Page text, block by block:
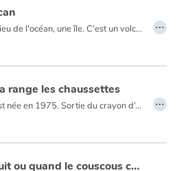
Perdue au milieu de l'océan, une île. C'est un volcan. Il semble se réveiller. Un immense dôme de fumée surplombe son sommet. Des savants en combinaison s'approchent en bateau. L'exploration va commencer... …
range les chaussettes
Mimi cracra est née en 1975. Sortie du crayon d’Agnès Rosenstiehl pour le magazine “Pomme d’api”, cette petite fille aux joues roses et cheveux bruns à laquelle il est facile de s’identifier nous entraîne avec humour dans ses aventures quotidiennes. …
Avant la nuit ou quand le couscous cachait le ciel